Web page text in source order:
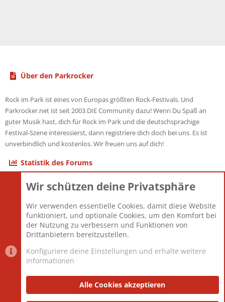
Über den Parkrocker
Rock im Park ist eines von Europas größten Rock-Festivals. Und
Parkrocker.net ist seit 2003 DIE Community dazu! Wenn Du Spaß an
guter Musik hast, dich für Rock im Park und die deutschsprachige
Festival-Szene interessierst, dann registriere dich doch bei uns. Es ist
unverbindlich und kostenlos. Wir freuen uns auf dich!
Statistik des Forums
Themen
Mitglieder
12.427
Neuestes Mitglied
Berlin
Datenschutzerklärung Impressum
Wir schützen deine Privatsphäre
Wir verwenden essentielle Cookies, damit diese Website
funktioniert, und optionale Cookies, um den Komfort bei
der Nutzung zu verbessern und Funktionen von
Drittanbietern bereitzustellen.
Konfiguriere deine Einstellungen und erhalte weitere
Informationen
Alle Cookies akzeptieren